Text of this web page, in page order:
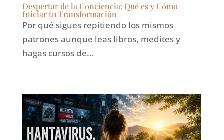
Despertar de la Conciencia: Qué es y Cómo
Iniciar tu Transformación
Por qué sigues repitiendo los mismos
patrones aunque leas libros, medites y
hagas cursos de...